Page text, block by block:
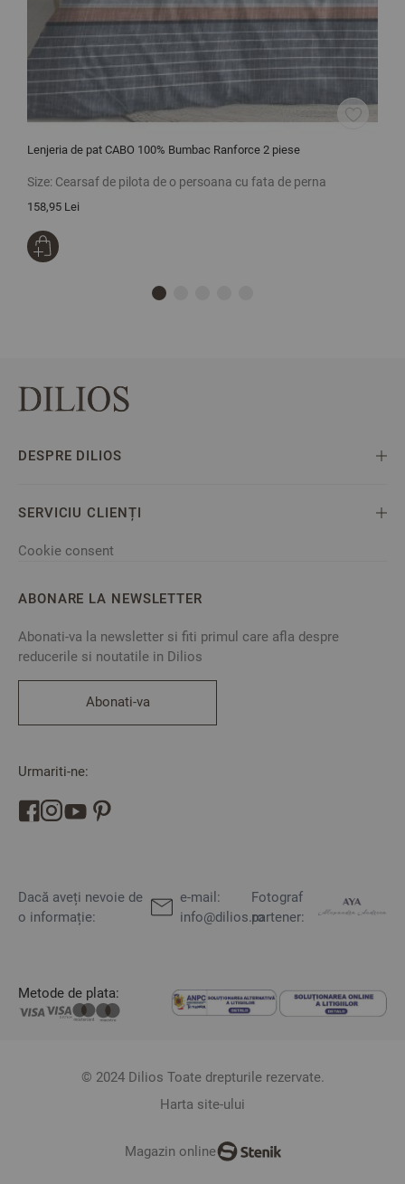
Lenjeria de pat CABO 100% Bumbac Ranforce 2 piese
Size: Cearsaf de pilota de o persoana cu fata de perna
158,95 Lei
DESPRE DILIOS
SERVICIU CLIENȚI
Cookie consent
ABONARE LA NEWSLETTER
Abonati-va la newsletter si fiti primul care afla despre
reducerile si noutatile in Dilios
Abonati-va
Urmariti-ne:
Dacă aveți nevoie de
o informație:
e-mail:
info@dilios.ro
Fotograf
partener:
Metode de plata:
© 2024 Dilios Toate drepturile rezervate.
Harta site-ului
Magazin online